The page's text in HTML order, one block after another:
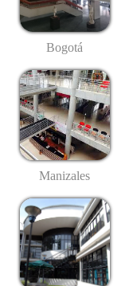
Bogotá
Manizales